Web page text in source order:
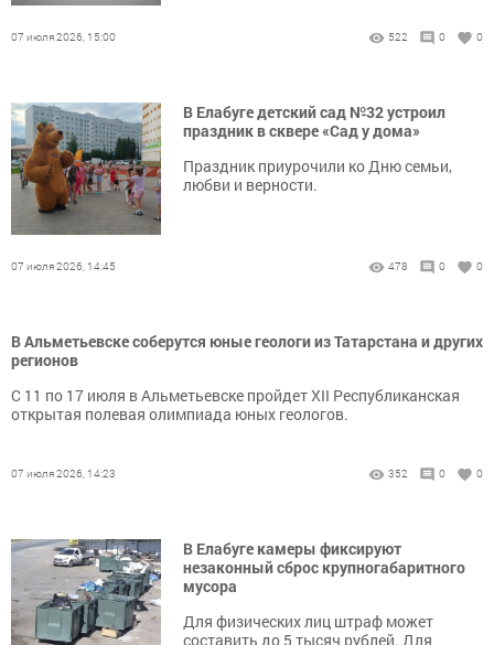
07 июля 2026, 15:00 522 0 0
В Елабуге детский сад №32 устроил
праздник в сквере «Сад у дома»
Праздник приурочили ко Дню семьи,
любви и верности.
07 июля 2026, 14:45 478 0 0
В Альметьевске соберутся юные геологи из Татарстана и других
регионов
С 11 по 17 июля в Альметьевске пройдет XII Республиканская
открытая полевая олимпиада юных геологов.
07 июля 2026, 14:23 352 0 0
В Елабуге камеры фиксируют
незаконный сброс крупногабаритного
мусора
Для физических лиц штраф может
составить до 5 тысяч рублей. Для